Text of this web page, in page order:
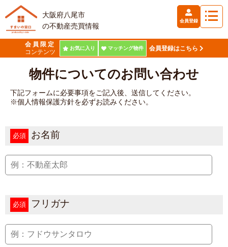
大阪府八尾市
の不動産売買情報
会員登録
会員限定
コンテンツ
お気に入り マッチング物件 会員登録はこちら
物件についてのお問い合わせ
下記フォームに必要事項をご記入後、送信してください。
※個人情報保護方針を必ずお読みください。
必須 お名前
必須 フリガナ